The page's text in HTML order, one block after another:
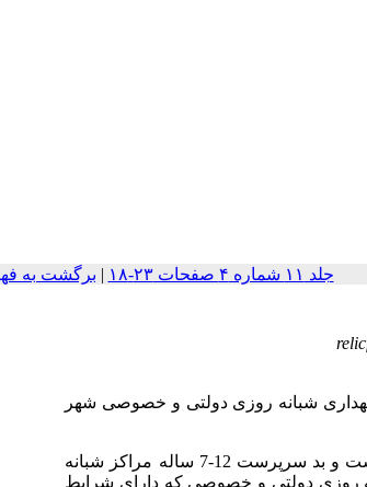
جلد ۱۱ شماره ۴ صفحات ۲۳-۱۸ | برگشت به
کودکان 7 تا 12 ساله ساکن مراکز نگهداری شبانه روزی دولتی و خصوصی شهر
روش تحقیق از نوع توصیفی- تحلیلی و جامعه آماری مورد مطالعه کودکان بی سرپرست و بد سرپرست 12-7 ساله مراکز شبانه
شد و وضعیت 128 کودک ساکن مراکز شبانه روزی دولتی و خصوصی که دارای شرایط